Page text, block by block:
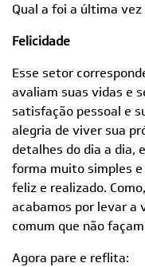
Qual a foi a última
Felicidade
Esse setor
avaliam suas vidas e
satisfação pessoal e
alegria de viver sua
detalhes do dia a dia,
forma muito simples
feliz e realizado.
acabamos por levar a
comum que não
Agora pare e reflita: